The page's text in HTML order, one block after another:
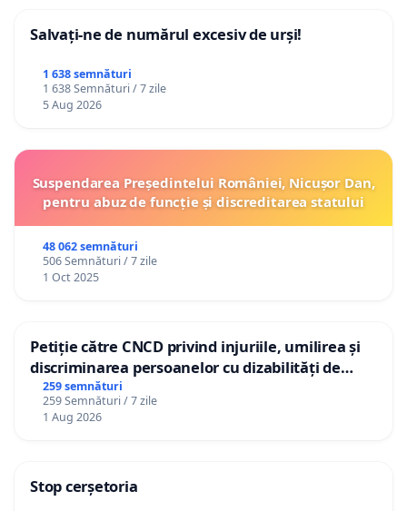
Salvați-ne de numărul excesiv de urși!
1 638 semnături
1 638 Semnături / 7 zile
5 Aug 2026
Suspendarea Președintelui României, Nicușor Dan,
pentru abuz de funcție și discreditarea statului
48 062 semnături
506 Semnături / 7 zile
1 Oct 2025
Petiție către CNCD privind injuriile, umilirea și
discriminarea persoanelor cu dizabilități de
către utilizatorul TikTok „Gorici”
259 semnături
259 Semnături / 7 zile
1 Aug 2026
Stop cerșetoria